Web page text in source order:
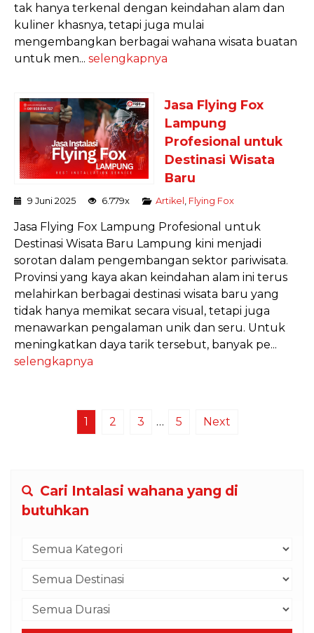
tak hanya terkenal dengan keindahan alam dan
kuliner khasnya, tetapi juga mulai
mengembangkan berbagai wahana wisata buatan
untuk men... selengkapnya
Jasa Flying Fox
Lampung
Profesional untuk
Destinasi Wisata
Baru
9 Juni 2025 6.779x Artikel Flying Fox
Jasa Flying Fox Lampung Profesional untuk
Destinasi Wisata Baru Lampung kini menjadi
sorotan dalam pengembangan sektor pariwisata.
Provinsi yang kaya akan keindahan alam ini terus
melahirkan berbagai destinasi wisata baru yang
tidak hanya memikat secara visual, tetapi juga
menawarkan pengalaman unik dan seru. Untuk
meningkatkan daya tarik tersebut, banyak pe...
selengkapnya
1 2 3 … 5 Next
Cari Intalasi wahana yang di
butuhkan